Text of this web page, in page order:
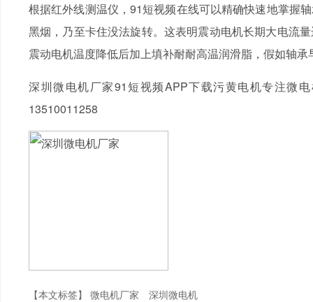
根据红外线测温仪，91短视频在线可以精确快速地掌握
黑烟，乃至卡住没法旋转。这表明震动电机长期大电流
震动电机温度降低后加上填补耐耐高温润滑脂，假如轴
深圳微电机厂家91短视频APP下载污黄电机专注微
13510011258
【本文标签】 微电机厂家
深圳微电机